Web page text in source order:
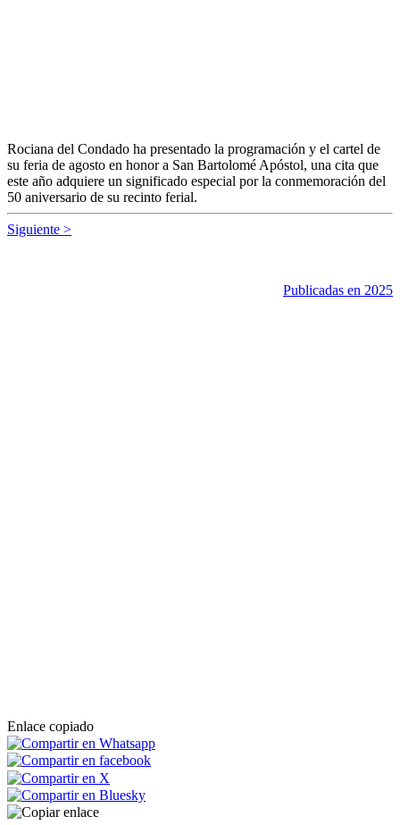
Rociana del Condado ha presentado la programación y el cartel de
su feria de agosto en honor a San Bartolomé Apóstol, una cita que
este año adquiere un significado especial por la conmemoración del
50 aniversario de su recinto ferial.
Siguiente >
Publicadas en 2025
Enlace copiado